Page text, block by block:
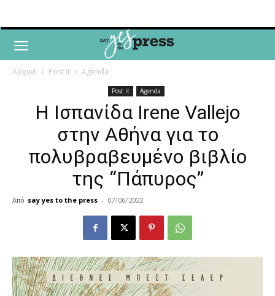
Αρχική Post it Agenda
Post it Agenda
Η Ισπανίδα Irene Vallejo
στην Αθήνα για το
πολυβραβευμένο βιβλίο
της “Πάπυρος”
Από say yes to the press - 07/06/2022